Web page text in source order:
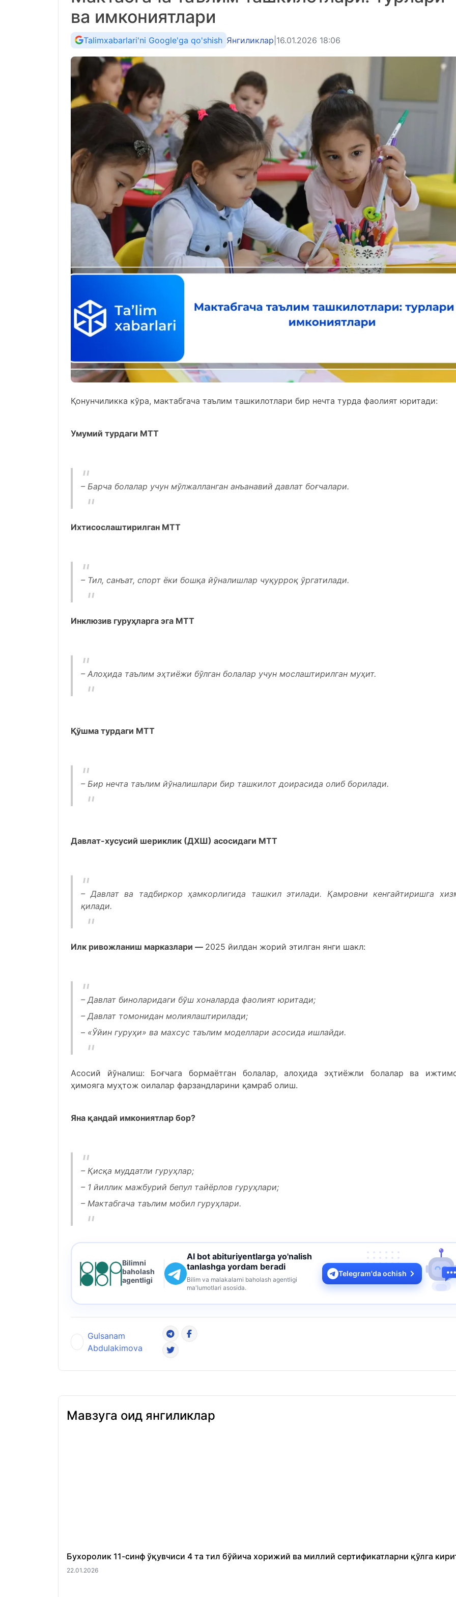
ва имкониятлари
Talimxabarlari'ni Google'ga qo'shish Янгиликлар 16.01.2026 18:06
Қонунчиликка кўра, мактабгача таълим ташкилотлари бир нечта турда фаолият юритади:
Умумий турдаги МТТ
– Барча болалар учун мўлжалланган анъанавий давлат боғчалари.
Ихтисослаштирилган МТТ
– Тил, санъат, спорт ёки бошқа йўналишлар чуқурроқ ўргатилади.
Инклюзив гуруҳларга эга МТТ
– Алоҳида таълим эҳтиёжи бўлган болалар учун мослаштирилган муҳит.
Қўшма турдаги МТТ
– Бир нечта таълим йўналишлари бир ташкилот доирасида олиб борилади.
Давлат-хусусий шериклик (ДХШ) асосидаги МТТ
– Давлат ва тадбиркор ҳамкорлигида ташкил этилади. Қамровни кенгайтиришга
қилади.
Илк ривожланиш марказлари — 2025 йилдан жорий этилган янги шакл:
– Давлат биноларидаги бўш хоналарда фаолият юритади;
– Давлат томонидан молиялаштирилади;
– «Ўйин гуруҳи» ва махсус таълим моделлари асосида ишлайди.
Асосий йўналиш: Боғчага бормаётган болалар, алоҳида эҳтиёжли болалар ва
ҳимояга муҳтож оилалар фарзандларини қамраб олиш.
Яна қандай имкониятлар бор?
– Қисқа муддатли гуруҳлар;
– 1 йиллик мажбурий бепул тайёрлов гуруҳлари;
– Мактабгача таълим мобил гуруҳлари.
Bilimni
baholash
agentligi
AI bot abituriyentlarga yo'nalish
tanlashga yordam beradi
Bilim va malakalarni baholash agentligi
ma'lumotlari asosida.
Telegram'da ochish
Gulsanam
Abdulakimova
Мавзуга оид янгиликлар
Бухоролик 11-синф ўқувчиси 4 та тил бўйича хорижий ва миллий сертификатларни қўлга
22.01.2026